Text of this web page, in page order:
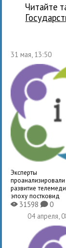
Читайте
31 мая, 13:50
Эксперты
проанализировали
развитие
эпоху постковид
X31598K0
04 апреля,